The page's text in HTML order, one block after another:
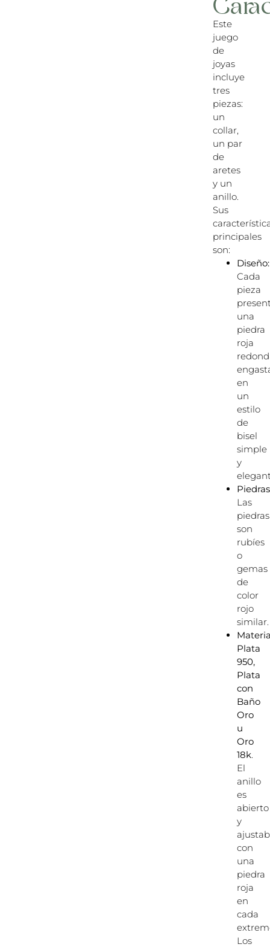
Este
juego
de
joyas
incluye
tres
piezas:
un
collar,
un par
de
aretes
y un
anillo.
Sus
principales
son:
Diseño:
Cada
pieza
una
piedra
roja
en
un
estilo
de
bisel
simple
y
Las
piedras
son
rubíes
o
gemas
de
color
rojo
similar.
Plata
950,
Plata
con
Baño
Oro
u
Oro
18k.
El
anillo
es
abierto
y
con
una
piedra
roja
en
cada
Los